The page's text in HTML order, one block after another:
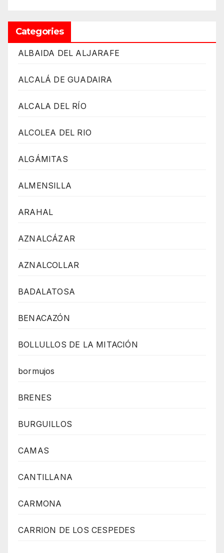
Categories
ALBAIDA DEL ALJARAFE
ALCALÁ DE GUADAIRA
ALCALA DEL RÍO
ALCOLEA DEL RIO
ALGÁMITAS
ALMENSILLA
ARAHAL
AZNALCÁZAR
AZNALCOLLAR
BADALATOSA
BENACAZÓN
BOLLULLOS DE LA MITACIÓN
bormujos
BRENES
BURGUILLOS
CAMAS
CANTILLANA
CARMONA
CARRION DE LOS CESPEDES